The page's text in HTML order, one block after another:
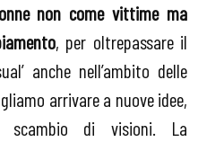
non come vittime ma
, per oltrepassare il
anche nell’ambito delle
arrivare a nuove idee,
scambio di visioni. La